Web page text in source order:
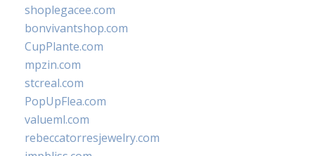
shoplegacee.com
bonvivantshop.com
CupPlante.com
mpzin.com
stcreal.com
PopUpFlea.com
valueml.com
rebeccatorresjewelry.com